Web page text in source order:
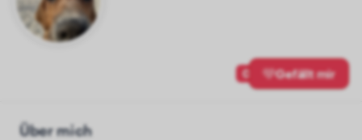
0 Gefällt mir
Über mich